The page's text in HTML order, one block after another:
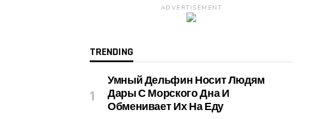
ADVERTISEMENT
TRENDING
Умный Дельфин Носит Людям
Дары С Морского Дна И
Обменивает Их На Еду